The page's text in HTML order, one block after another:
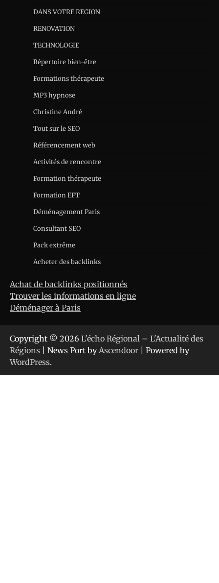
DANS VOTRE REGION
RENOVATION
TECHNOLOGIE
Répertoire bien-être
Formations thérapeute
MP3 hypnose
Christine André
Tout sur le SEO
Référencement web
Activités de rencontre
Formation thérapeute
Formation EFT
Déménagement Paris
Consultant SEO
Pack extrême
Acheter des backlinks
Achat de backlinks positionnés
Trouver les informations en ligne
Déménager à Paris
Copyright © 2026 L'écho Régional – L'Actualité des
Régions | News Port by Ascendoor | Powered by
WordPress.